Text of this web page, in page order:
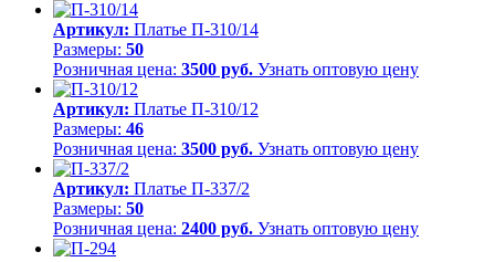
Артикул: Платье П-310/14
Размеры: 50
Розничная цена: 3500 руб. Узнать оптовую цену
Артикул: Платье П-310/12
Размеры: 46
Розничная цена: 3500 руб. Узнать оптовую цену
Артикул: Платье П-337/2
Размеры: 50
Розничная цена: 2400 руб. Узнать оптовую цену